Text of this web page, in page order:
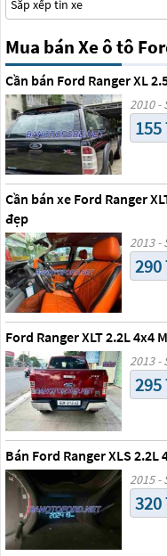
Mua bán Xe ô tô
Cần bán Ford Ranger XL
2010 -
155
Cần bán xe Ford Ranger
đẹp
2013 -
290
Ford Ranger XLT 2.2L 4x4
2013 -
295
Bán Ford Ranger XLS
2015 -
320